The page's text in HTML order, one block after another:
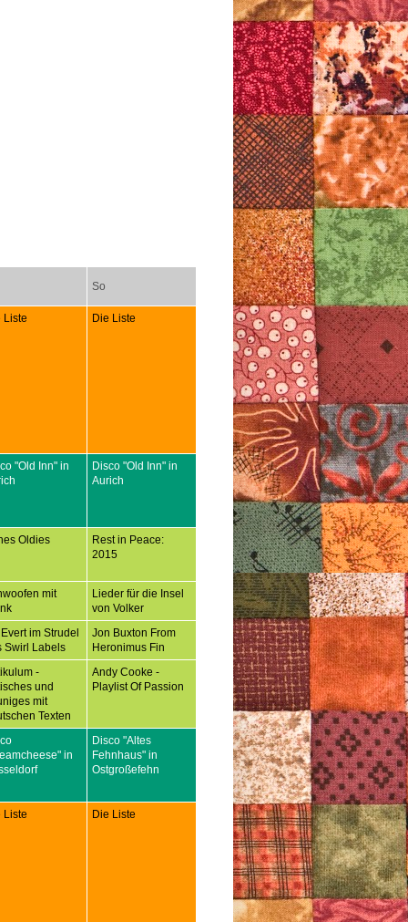
So
Liste Die Liste
"Old Inn" in
Disco "Old Inn" in
Aurich
Oldies
Rest in Peace:
2015
mit
Lieder für die Insel
von Volker
im Strudel
Swirl Labels
Jon Buxton From
Heronimus Fin
-
und
mit
Texten
Andy Cooke -
Playlist Of Passion
in
Disco "Altes
Fehnhaus" in
Ostgroßefehn
Liste Die Liste